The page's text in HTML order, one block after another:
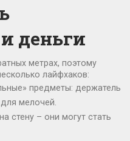
деньги
метрах, поэтому
лайфхаков:
предметы: держатель
мелочей.
стену – они могут стать